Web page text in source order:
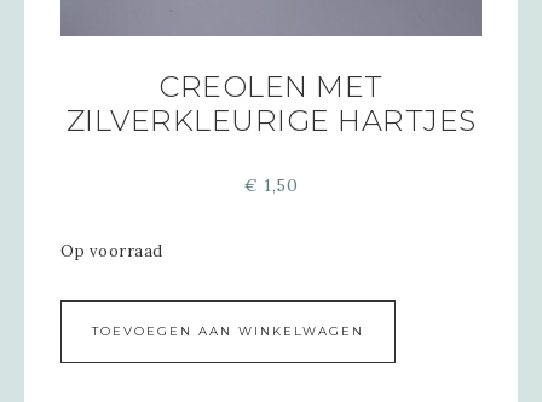
CREOLEN MET
ZILVERKLEURIGE HARTJES
€ 1,50
Op voorraad
TOEVOEGEN AAN WINKELWAGEN